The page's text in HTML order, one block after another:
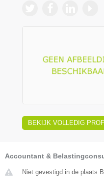
BEKIJK VOLLEDIG
Accountant &
Niet gevestigd in de plaats